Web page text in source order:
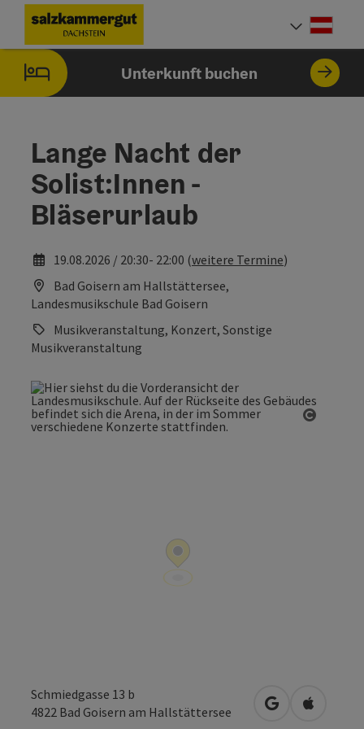
Zum InhaltAccesskey
[0]
Zur NavigationAccesskey
[1]
Zum Seitenanfang
Unterkunft buchen
Lange Nacht der
Solist:Innen -
Bläserurlaub
19.08.2026 / 20:30- 22:00 (weitere Termine)
Bad Goisern am Hallstättersee,
Landesmusikschule Bad Goisern
Musikveranstaltung, Konzert, Sonstige
Musikveranstaltung
Schmiedgasse 13 b
4822 Bad Goisern am Hallstättersee in Googlein Apple